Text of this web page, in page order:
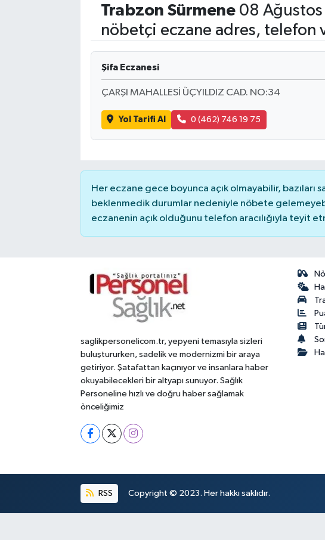
Trabzon Sürmene08 Ağustos
nöbetçi eczane adres, telefon
Şifa Eczanesi
ÇARŞI MAHALLESİ ÜÇYILDIZ CAD. NO:34
Yol Tarifi Al 0 (462) 746 19 75
Her eczane gece boyunca açık olmayabilir,
beklenmedik durumlar nedeniyle nöbete
eczanenin açık olduğunu telefon aracılığıyla teyit
saglikpersonelicom.tr, yepyeni temasıyla sizleri
buluştururken, sadelik ve modernizmi bir araya
getiriyor. Şatafattan kaçınıyor ve insanlara haber
okuyabilecekleri bir altyapı sunuyor. Sağlık
Personeline hızlı ve doğru haber sağlamak
önceliğimiz
RSS Copyright © 2023. Her hakkı saklıdır.